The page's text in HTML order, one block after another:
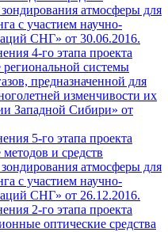
атмосферы для
с участием научно-
СНГ» от 30.06.2016.
4-го этапа проекта
системы
предназначенной для
изменчивости их
Западной Сибири» от
5-го этапа проекта
и средств
атмосферы для
с участием научно-
СНГ» от 26.12.2016.
2-го этапа проекта
оптические средства